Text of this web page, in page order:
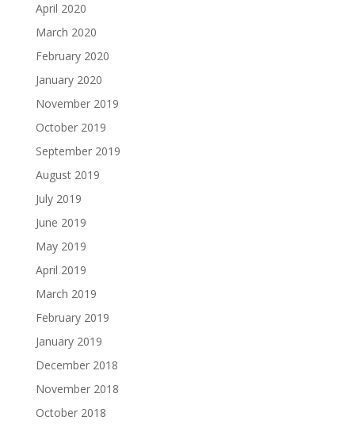
April 2020
March 2020
February 2020
January 2020
November 2019
October 2019
September 2019
August 2019
July 2019
June 2019
May 2019
April 2019
March 2019
February 2019
January 2019
December 2018
November 2018
October 2018